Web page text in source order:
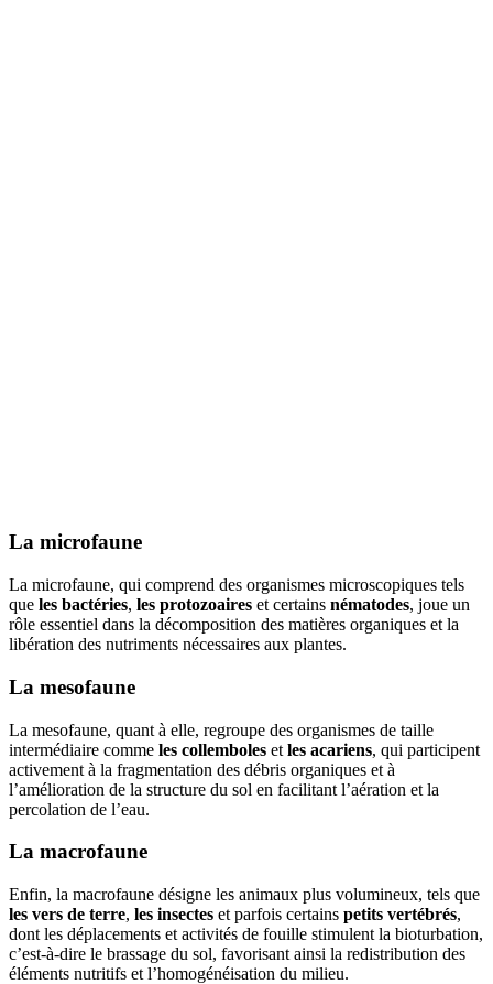
La microfaune
La microfaune, qui comprend des organismes microscopiques tels
que les bactéries, les protozoaires et certains nématodes, joue un
rôle essentiel dans la décomposition des matières organiques et la
libération des nutriments nécessaires aux plantes.
La mesofaune
La mesofaune, quant à elle, regroupe des organismes de taille
intermédiaire comme les collemboles et les acariens, qui participent
activement à la fragmentation des débris organiques et à
l’amélioration de la structure du sol en facilitant l’aération et la
percolation de l’eau.
La macrofaune
Enfin, la macrofaune désigne les animaux plus volumineux, tels que
les vers de terre, les insectes et parfois certains petits vertébrés,
dont les déplacements et activités de fouille stimulent la bioturbation,
c’est-à-dire le brassage du sol, favorisant ainsi la redistribution des
éléments nutritifs et l’homogénéisation du milieu.